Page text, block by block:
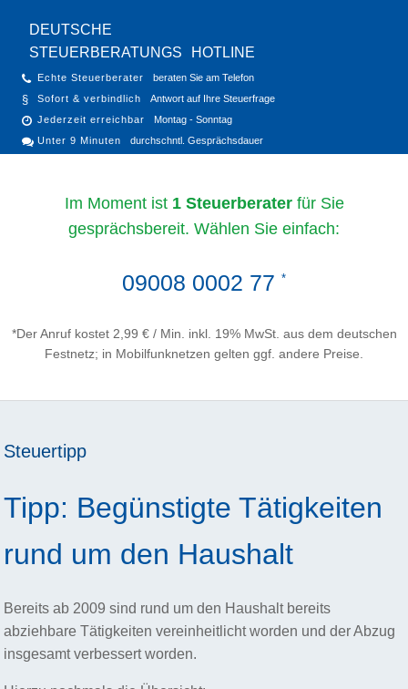
DEUTSCHE
STEUERBERATUNGS
HOTLINE
Echte Steuerberater
beraten Sie am Telefon
Sofort & verbindlich
Antwort auf Ihre Steuerfrage
Jederzeit erreichbar
Montag - Sonntag
Unter 9 Minuten
durchschntl. Gesprächsdauer
Im Moment ist 1 Steuerberaterfür Sie
gesprächsbereit. Wählen Sie einfach:
09008 0002 77 *
*Der Anruf kostet 2,99 € / Min. inkl. 19% MwSt. aus dem deutschen
Festnetz; in Mobilfunknetzen gelten ggf. andere Preise.
Steuertipp
Tipp: Begünstigte Tätigkeiten
rund um den Haushalt
Bereits ab 2009 sind rund um den Haushalt bereits
abziehbare Tätigkeiten vereinheitlicht worden und der Abzug
insgesamt verbessert worden.